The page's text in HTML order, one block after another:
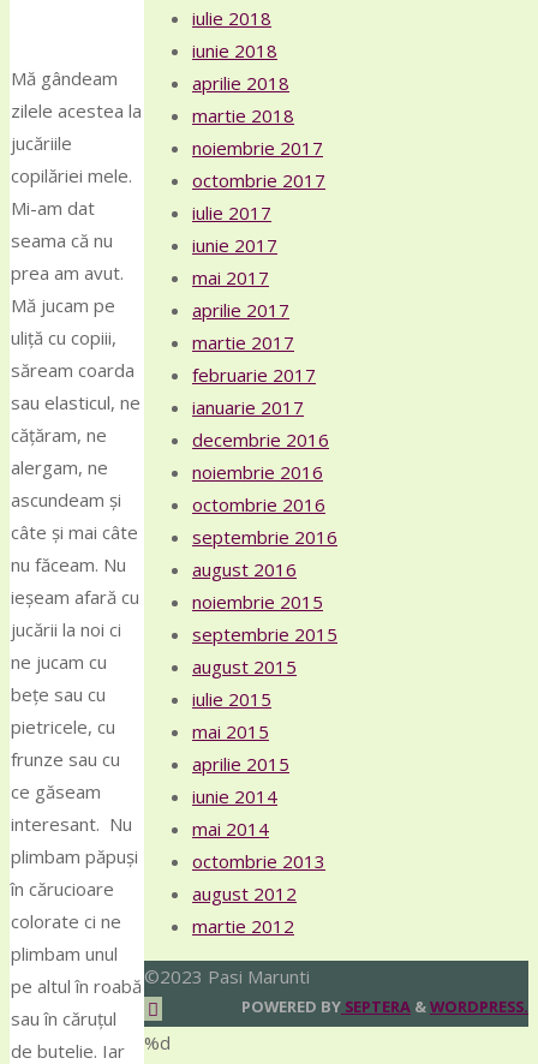
Mă gândeam
zilele acestea la
jucăriile
copilăriei mele.
Mi-am dat
seama că nu
prea am avut.
Mă jucam pe
uliță cu copiii,
săream coarda
sau elasticul, ne
cățăram, ne
alergam, ne
ascundeam și
câte și mai câte
nu făceam. Nu
ieșeam afară cu
jucării la noi ci
ne jucam cu
bețe sau cu
pietricele, cu
frunze sau cu
ce găseam
interesant. Nu
plimbam păpuși
în cărucioare
colorate ci ne
plimbam unul
pe altul în roabă
sau în căruțul
de butelie. Iar
iulie 2018
iunie 2018
aprilie 2018
martie 2018
noiembrie 2017
octombrie 2017
iulie 2017
iunie 2017
mai 2017
aprilie 2017
martie 2017
februarie 2017
ianuarie 2017
decembrie 2016
noiembrie 2016
octombrie 2016
septembrie 2016
august 2016
noiembrie 2015
septembrie 2015
august 2015
iulie 2015
mai 2015
aprilie 2015
iunie 2014
mai 2014
octombrie 2013
august 2012
martie 2012
©2023 Pasi Marunti
POWERED BY SEPTERA &WORDPRESS.
Back
to
%d